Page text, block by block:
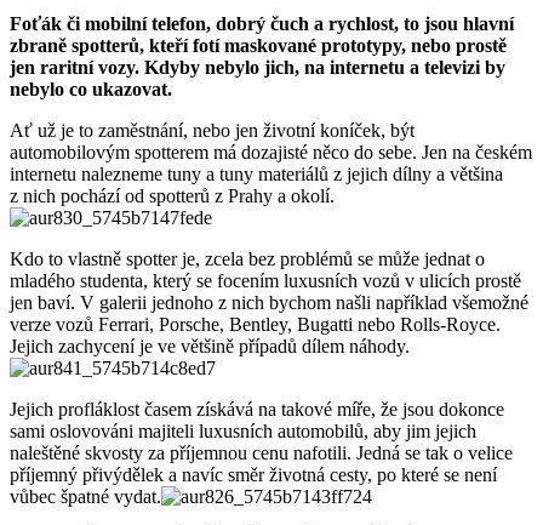
Foťák či mobilní telefon, dobrý čuch a rychlost, to jsou hlavní
zbraně spotterů, kteří fotí maskované prototypy, nebo prostě
jen raritní vozy. Kdyby nebylo jich, na internetu a televizi by
nebylo co ukazovat.
Ať už je to zaměstnání, nebo jen životní koníček, být
automobilovým spotterem má dozajisté něco do sebe. Jen na českém
internetu nalezneme tuny a tuny materiálů z jejich dílny a většina
z nich pochází od spotterů z Prahy a okolí.
Kdo to vlastně spotter je, zcela bez problémů se může jednat o
mladého studenta, který se focením luxusních vozů v ulicích prostě
jen baví. V galerii jednoho z nich bychom našli například všemožné
verze vozů Ferrari, Porsche, Bentley, Bugatti nebo Rolls-Royce.
Jejich zachycení je ve většině případů dílem náhody.
Jejich profláklost časem získává na takové míře, že jsou dokonce
sami oslovováni majiteli luxusních automobilů, aby jim jejich
naleštěné skvosty za příjemnou cenu nafotili. Jedná se tak o velice
příjemný přivýdělek a navíc směr životná cesty, po které se není
vůbec špatné vydat.
4